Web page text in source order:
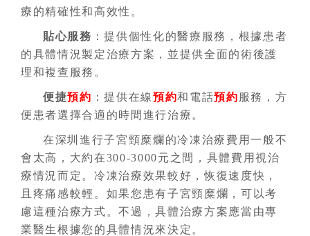
療的精確性和高效性。
貼心服務 ：提供個性化的醫療服務，根據患者
的具體情況製定治療方案，並提供全面的術後護
理和複查服務。
便捷預約 ：提供在線預約和電話預約 服務，方
便患者選擇合適的時間進行治療。
在深圳進行子宮頸糜爛的冷凍治療費用一般不
會太高，大約在300-3000元之間，具體費用視治
療情況而定。冷凍治療效果較好，恢復速度快，
且疼痛感較輕。如果您患有子宮頸糜爛，可以考
慮這種治療方式。不過，具體治療方案應當由專
業醫生根據您的具體情況來決定。